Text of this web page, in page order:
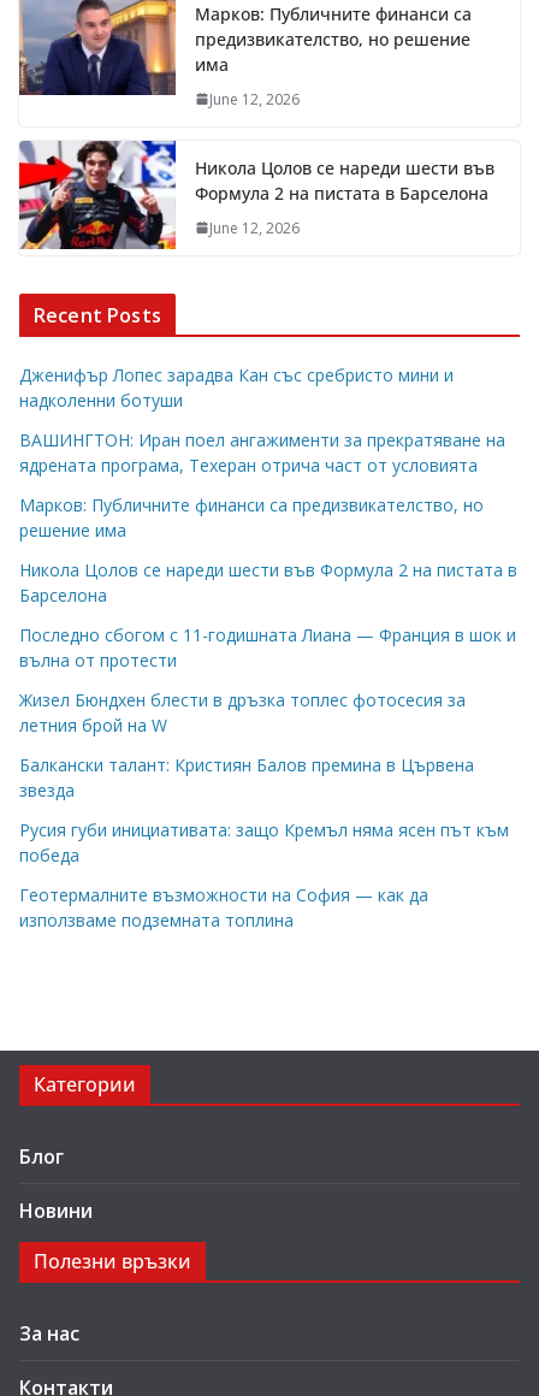
Марков: Публичните финанси са
предизвикателство, но решение
има
June 12, 2026
Никола Цолов се нареди шести във
Формула 2 на пистата в Барселона
June 12, 2026
Recent Posts
Дженифър Лопес зарадва Кан със сребристо мини и
надколенни ботуши
ВАШИНГТОН: Иран поел ангажименти за прекратяване на
ядрената програма, Техеран отрича част от условията
Марков: Публичните финанси са предизвикателство, но
решение има
Никола Цолов се нареди шести във Формула 2 на пистата в
Барселона
Последно сбогом с 11-годишната Лиана — Франция в шок и
вълна от протести
Жизел Бюндхен блести в дръзка топлес фотосесия за
летния брой на W
Балкански талант: Кристиян Балов премина в Цървена
звезда
Русия губи инициативата: защо Кремъл няма ясен път към
победа
Геотермалните възможности на София — как да
използваме подземната топлина
Категории
Блог
Новини
Полезни връзки
За нас
Контакти